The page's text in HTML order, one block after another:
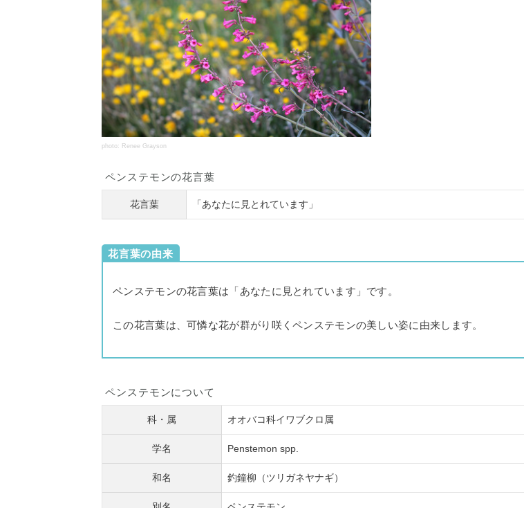
photo: Renee Grayson
ペンステモンの花言葉
花言葉 「あなたに見とれています」
花言葉の由来
ペンステモンの花言葉は「あなたに見とれています」です。
この花言葉は、可憐な花が群がり咲くペンステモンの美しい姿に由来します。
ペンステモンについて
科・属 オオバコ科イワブクロ属
学名 Penstemon spp.
和名 釣鐘柳（ツリガネヤナギ）